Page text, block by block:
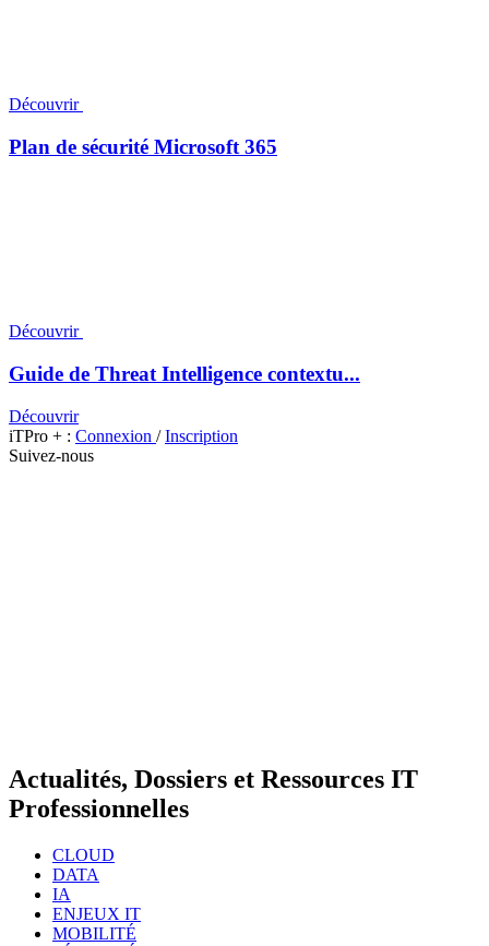
Découvrir
Plan de sécurité Microsoft 365
Découvrir
Guide de Threat Intelligence contextu...
Découvrir
iTPro + : Connexion /Inscription
Suivez-nous
Actualités, Dossiers et Ressources IT
Professionnelles
CLOUD
DATA
IA
ENJEUX IT
MOBILITÉ